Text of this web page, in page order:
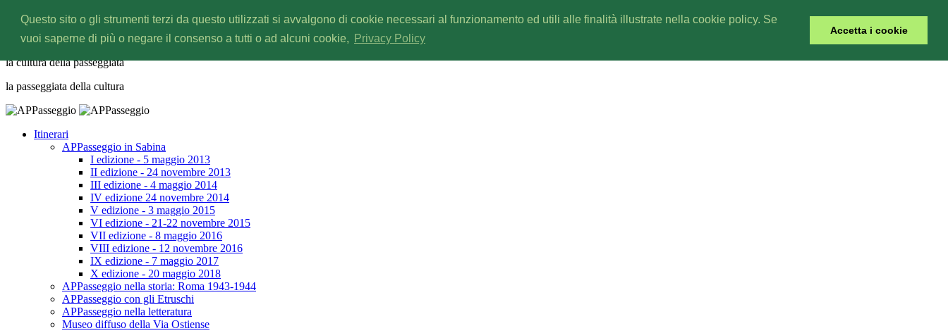
Questo sito o gli strumenti terzi da questo utilizzati si avvalgono di cookie necessari al funzionamento ed utili alle finalità illustrate nella cookie policy. Se
vuoi saperne di più o negare il consenso a tutti o ad alcuni cookie,
Privacy Policy
Accetta i cookie
APPasseggio
la cultura dellapasseggiata
la passeggiata della cultura
Itinerari
APPasseggio in Sabina
I edizione - 5 maggio 2013
II edizione - 24 novembre 2013
III edizione - 4 maggio 2014
IV edizione 24 novembre 2014
V edizione - 3 maggio 2015
VI edizione - 21-22 novembre 2015
VII edizione - 8 maggio 2016
VIII edizione - 12 novembre 2016
IX edizione - 7 maggio 2017
X edizione - 20 maggio 2018
APPasseggio nella storia: Roma 1943-1944
APPasseggio con gli Etruschi
APPasseggio nella letteratura
Museo diffuso della Via Ostiense